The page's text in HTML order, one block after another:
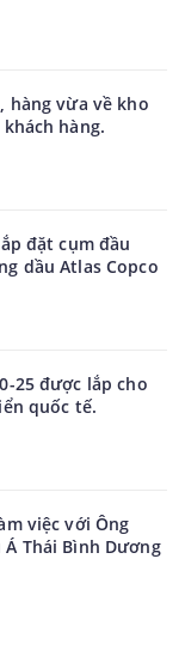
, hàng vừa về kho
hàng.
đặt cụm đầu
dầu Atlas Copco
25 được lắp cho
quốc tế.
việc với Ông
Thái Bình Dương